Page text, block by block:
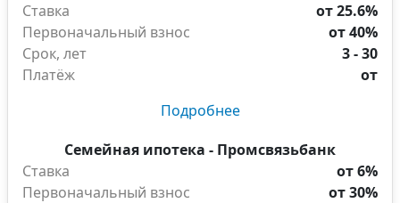
Ставка
от 25.6%
Первоначальный взнос
от 40%
Срок, лет
3 - 30
Платёж
от
Подробнее
Семейная ипотека - Промсвязьбанк
Ставка
от 6%
Первоначальный взнос
от 30%